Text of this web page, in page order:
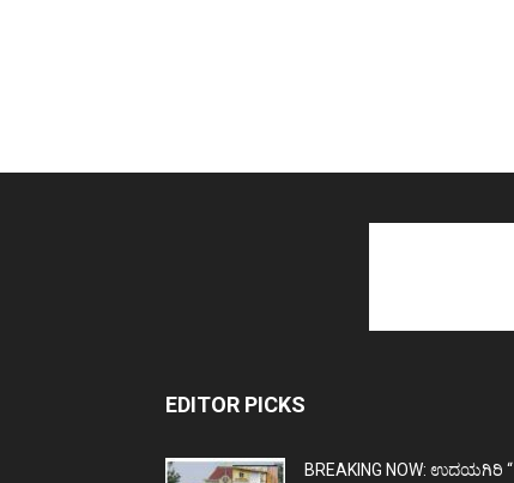
EDITOR PICKS
BREAKING NOW: ಉದಯಗಿರಿ “